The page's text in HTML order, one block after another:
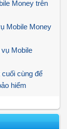
Money trên
Mobile Money
Mobile
cùng để
hiểm